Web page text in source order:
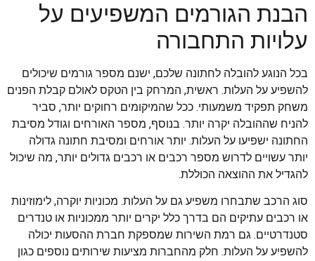
הבנת הגורמים המשפיעים על
עלויות התחבורה
בכל הנוגע להובלה לחתונה שלכם, ישנם מספר גורמים שיכולים
להשפיע על העלות. ראשית, המרחק בין הטקס לאולם קבלת הפנים
משחק תפקיד משמעותי. ככל שהמיקומים רחוקים יותר, סביר
להניח שההובלה יקרה יותר. בנוסף, מספר האורחים וגודל מסיבת
החתונה ישפיעו על העלות. יותר אורחים ומסיבת חתונה גדולה
יותר עשויים לדרוש מספר רכבים או רכבים גדולים יותר, מה שיכול
להגדיל את ההוצאה הכוללת.
סוג הרכב שתבחרו משפיע גם על העלות. מכוניות יוקרה, לימוזינות
או רכבים עתיקים הם בדרך כלל יקרים יותר ממכוניות או טנדרים
סטנדרטיים. גם רמת השירות שמספקת חברת ההסעות יכולה
להשפיע על העלות. חלק מהחברות מציעות שירותים נוספים כגון